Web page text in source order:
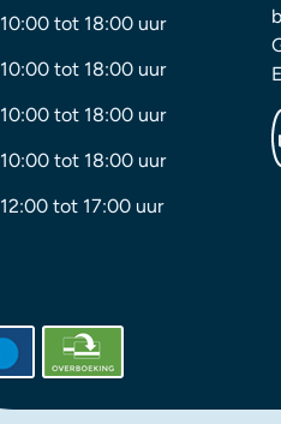
10:00 tot 18:00 uur
10:00 tot 18:00 uur
10:00 tot 18:00 uur
10:00 tot 18:00 uur
12:00 tot 17:00 uur